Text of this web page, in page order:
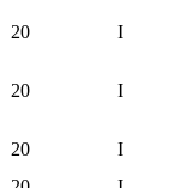
20 I
20 I
20
I